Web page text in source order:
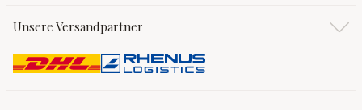
Unsere Versandpartner